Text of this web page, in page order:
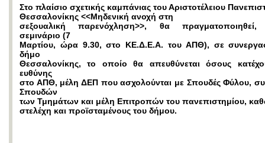
Στο πλαίσιο σχετικής καμπάνιας του Αριστοτέλειου
Θεσσαλονίκης <<Μηδενική ανοχή στη
σεξουαλική παρενόχληση>>, θα πραγματοποιηθεί,
σεμινάριο (7
Μαρτίου, ώρα 9.30, στο ΚΕ.Δ.Ε.Α. του ΑΠΘ), σε
δήμο
Θεσσαλονίκης, το οποίο θα απευθύνεται όσους
ευθύνης
στο ΑΠΘ, μέλη ΔΕΠ που ασχολούνται με Σπουδές Φύλου,
Σπουδών
των Τμημάτων και μέλη Επιτροπών του πανεπιστημίου,
στελέχη και προϊσταμένους του δήμου.